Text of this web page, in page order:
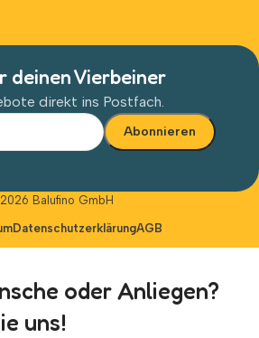
deinen Vierbeiner
direkt ins Postfach.
2026 Balufino GmbH
DatenschutzerklärungAGB
oder Anliegen?
uns!